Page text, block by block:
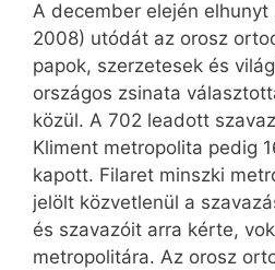
A december elején elhunyt
2008) utódát az orosz
papok, szerzetesek és
országos zsinata
közül. A 702 leadott
Kliment metropolita pedig
kapott. Filaret minszki
jelölt közvetlenül a
és szavazóit arra kérte,
metropolitára. Az orosz